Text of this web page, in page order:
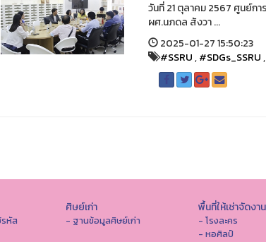
วันที่ 21 ตุลาคม 2567 ศูนย์
ผศ.นภดล สังวา ...
2025-01-27 15:50:23
#SSRU,#SDGs_SSRU,
หัส
ศิษย์เก่า
- ฐานข้อมูลศิษย์เก่า
พื้นที่ให้เช่าจัดงาน
- โรงละคร
- หอศิลป์